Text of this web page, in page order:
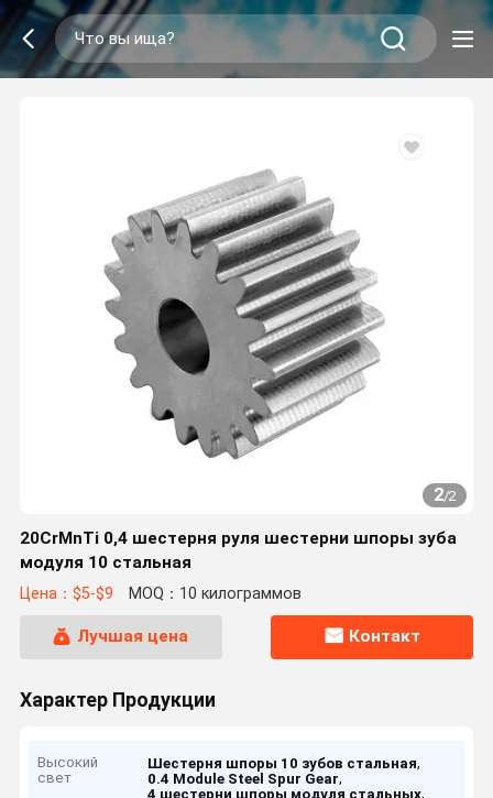
2/2
20CrMnTi 0,4 шестерня руля шестерни шпоры зуба
модуля 10 стальная
Цена：$5-$9 MOQ：10 килограммов
Лучшая цена Контакт
Характер Продукции
Высокий
свет
Шестерня шпоры 10 зубов стальная,
0.4 Module Steel Spur Gear,
4 шестерни шпоры модуля стальных,